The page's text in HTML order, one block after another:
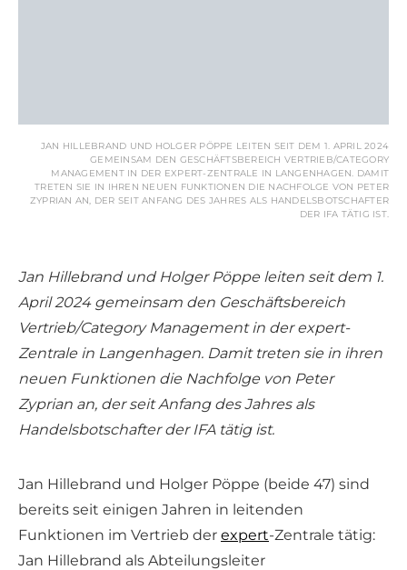
JAN HILLEBRAND UND HOLGER PÖPPE LEITEN SEIT DEM 1. APRIL 2024
GEMEINSAM DEN GESCHÄFTSBEREICH VERTRIEB/CATEGORY
MANAGEMENT IN DER EXPERT-ZENTRALE IN LANGENHAGEN. DAMIT
TRETEN SIE IN IHREN NEUEN FUNKTIONEN DIE NACHFOLGE VON PETER
ZYPRIAN AN, DER SEIT ANFANG DES JAHRES ALS HANDELSBOTSCHAFTER
DER IFA TÄTIG IST.
Jan Hillebrand und Holger Pöppe leiten seit dem 1.
April 2024 gemeinsam den Geschäftsbereich
Vertrieb/Category Management in der expert-
Zentrale in Langenhagen. Damit treten sie in ihren
neuen Funktionen die Nachfolge von Peter
Zyprian an, der seit Anfang des Jahres als
Handelsbotschafter der IFA tätig ist.
Jan Hillebrand und Holger Pöppe (beide 47) sind
bereits seit einigen Jahren in leitenden
Funktionen im Vertrieb der expert-Zentrale tätig:
Jan Hillebrand als Abteilungsleiter